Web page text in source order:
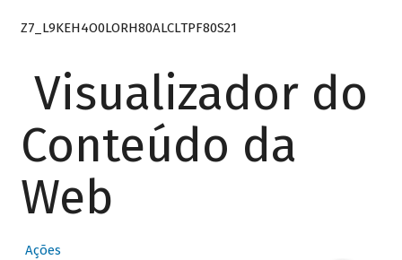
Z7_L9KEH4O0LORH80ALCLTPF80S21
Visualizador do
Conteúdo da
Web
Ações